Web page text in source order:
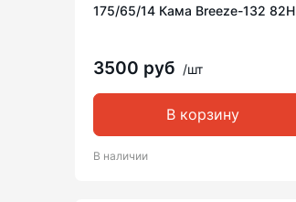
175/65/14 Кама Breeze-132 82H
3500 руб /шт
В корзину
В наличии